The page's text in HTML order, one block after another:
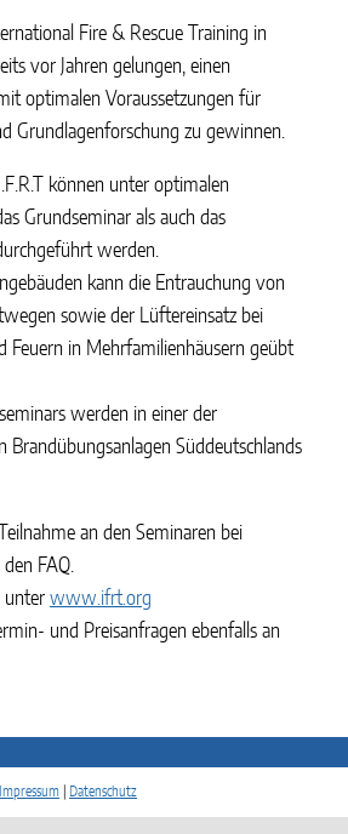
Fire & Rescue Training in
vor Jahren gelungen, einen
optimalen Voraussetzungen für
Grundlagenforschung zu gewinnen.
können unter optimalen
Grundseminar als auch das
werden.
kann die Entrauchung von
sowie der Lüftereinsatz bei
Feuern in Mehrfamilienhäusern geübt
werden in einer der
Süddeutschlands
an den Seminaren bei
FAQ.
unter www.ifrt.org
und Preisanfragen ebenfalls an
Impressum Datenschutz